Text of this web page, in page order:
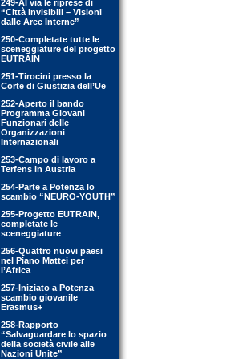
249-Al via le riprese di
“Città Invisibili – Visioni
dalle Aree Interne”
250-Completate tutte le
sceneggiature del progetto
EUTRAIN
251-Tirocini presso la
Corte di Giustizia dell’Ue
252-Aperto il bando
Programma Giovani
Funzionari delle
Organizzazioni
Internazionali
253-Campo di lavoro a
Terfens in Austria
254-Parte a Potenza lo
scambio “NEURO-YOUTH”
255-Progetto EUTRAIN,
completate le
sceneggiature
256-Quattro nuovi paesi
nel Piano Mattei per
l’Africa
257-Iniziato a Potenza
scambio giovanile
Erasmus+
258-Rapporto
“Salvaguardare lo spazio
della società civile alle
Nazioni Unite”